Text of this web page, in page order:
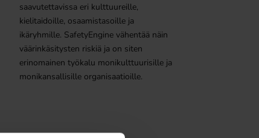
saavutettavissa eri kulttuureille,
kielitaidoille, osaamistasoille ja
ikäryhmille. SafetyEngine vähentää näin
väärinkäsitysten riskiä ja on siten
erinomainen työkalu monikulttuurisille ja
monikansallisille organisaatioille.